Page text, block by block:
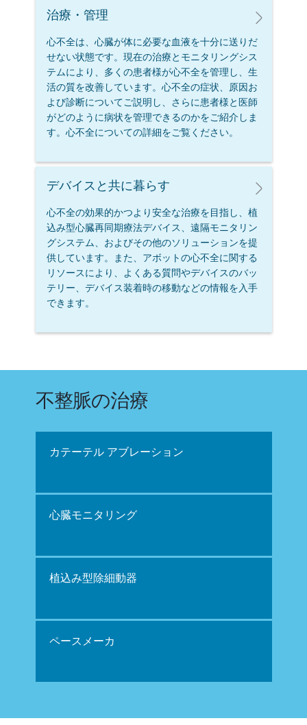
治療・管理
心不全は、心臓が体に必要な血液を十分に送りだ
せない状態です。現在の治療とモニタリングシス
テムにより、多くの患者様が心不全を管理し、生
活の質を改善しています。心不全の症状、原因お
よび診断についてご説明し、さらに患者様と医師
がどのように病状を管理できるのかをご紹介しま
す。心不全についての詳細をご覧ください。
デバイスと共に暮らす
心不全の効果的かつより安全な治療を目指し、植
込み型心臓再同期療法デバイス、遠隔モニタリン
グシステム、およびその他のソリューションを提
供しています。また、アボットの心不全に関する
リソースにより、よくある質問やデバイスのバッ
テリー、デバイス装着時の移動などの情報を入手
できます。
不整脈の治療
カテーテル アブレーション
心臓モニタリング
植込み型除細動器
ペースメーカ